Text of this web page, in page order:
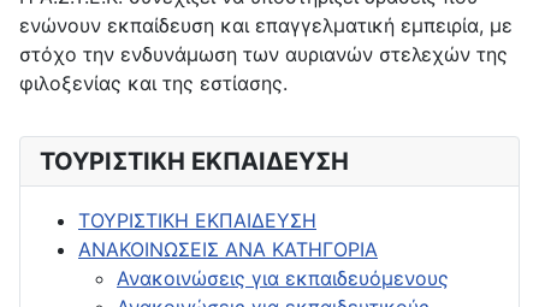
ΤΟΥΡΙΣΤΙΚΗ ΕΚΠΑΙΔΕΥΣΗ
ΤΟΥΡΙΣΤΙΚΗ ΕΚΠΑΙΔΕΥΣΗ
ΑΝΑΚΟΙΝΩΣΕΙΣ ΑΝΑ ΚΑΤΗΓΟΡΙΑ
Ανακοινώσεις για εκπαιδευόμενους
ενώνουν εκπαίδευση και επαγγελματική εμπειρία, με
στόχο την ενδυνάμωση των αυριανών στελεχών της
φιλοξενίας και της εστίασης.